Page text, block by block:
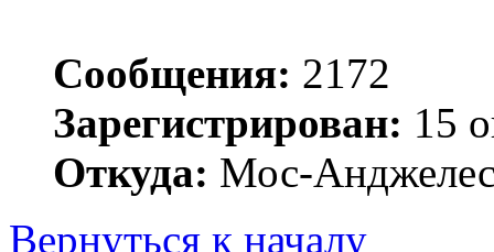
Сообщения: 2172
Зарегистрирован: 15
Откуда: Мос-
Вернуться к началу